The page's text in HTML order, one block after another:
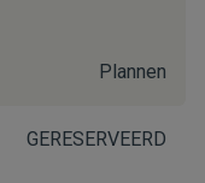
Plannen
GERESERVEERD